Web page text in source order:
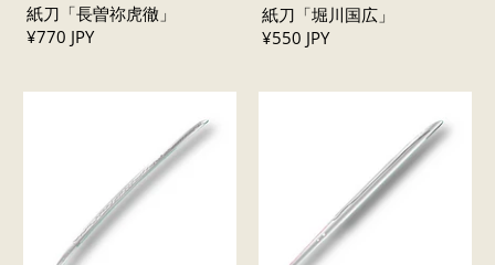
紙刀「長曽祢虎徹」
¥770 JPY
紙刀「堀川国広」
¥550 JPY